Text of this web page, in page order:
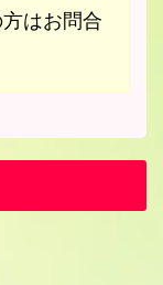
はお問合